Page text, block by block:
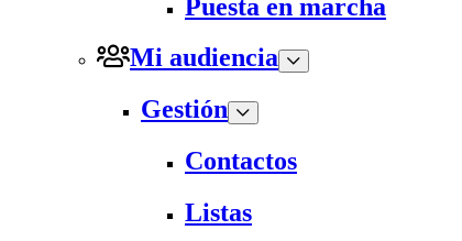
Puesta en marcha
Mi audiencia
Gestión
Contactos
Listas